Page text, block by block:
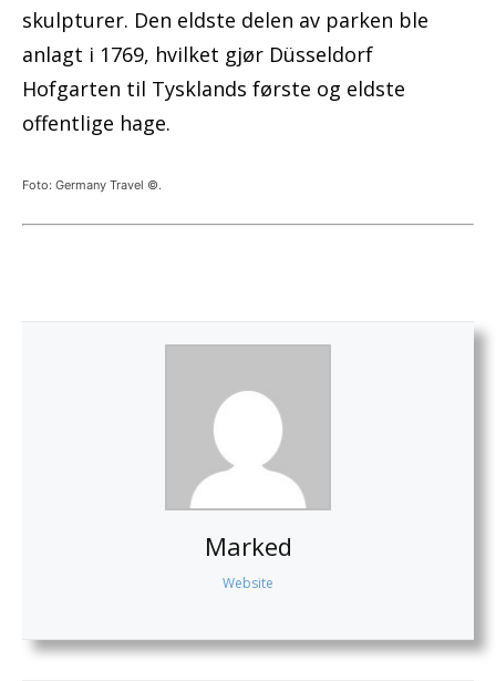
skulpturer. Den eldste delen av parken ble
anlagt i 1769, hvilket gjør Düsseldorf
Hofgarten til Tysklands første og eldste
offentlige hage.
Foto: Germany Travel ©.
Marked
Website